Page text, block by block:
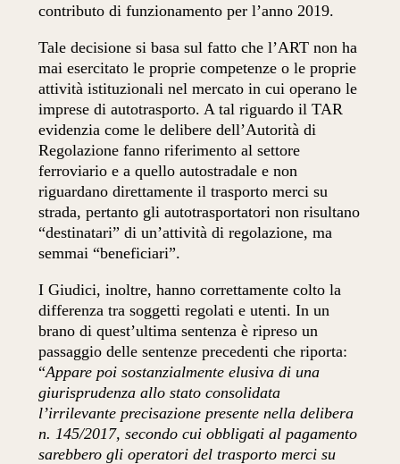
contributo di funzionamento per l’anno 2019.
Tale decisione si basa sul fatto che l’ART non ha
mai esercitato le proprie competenze o le proprie
attività istituzionali nel mercato in cui operano le
imprese di autotrasporto. A tal riguardo il TAR
evidenzia come le delibere dell’Autorità di
Regolazione fanno riferimento al settore
ferroviario e a quello autostradale e non
riguardano direttamente il trasporto merci su
strada, pertanto gli autotrasportatori non risultano
“destinatari” di un’attività di regolazione, ma
semmai “beneficiari”.
I Giudici, inoltre, hanno correttamente colto la
differenza tra soggetti regolati e utenti. In un
brano di quest’ultima sentenza è ripreso un
passaggio delle sentenze precedenti che riporta:
“Appare poi sostanzialmente elusiva di una
giurisprudenza allo stato consolidata
l’irrilevante precisazione presente nella delibera
n. 145/2017, secondo cui obbligati al pagamento
sarebbero gli operatori del trasporto merci su